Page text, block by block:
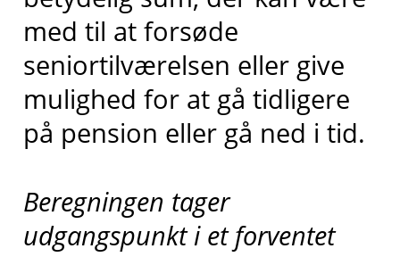
med til at forsøde
seniortilværelsen eller give
mulighed for at gå tidligere
på pension eller gå ned i tid.
Beregningen tager
udgangspunkt i et forventet